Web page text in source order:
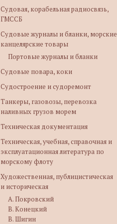
Судовая, корабельная радиосвязь,
ГМССБ
Судовые журналы и бланки, морские
канцелярские товары
Портовые журналы и бланки
Судовые повара, коки
Судостроение и судоремонт
Танкеры, газовозы, перевозка
наливных грузов морем
Техническая документация
Техническая, учебная, справочная и
эксплуатационная литература по
морскому флоту
Художественная, публицистическая
и историческая
А. Покровский
В. Конецкий
В. Шигин